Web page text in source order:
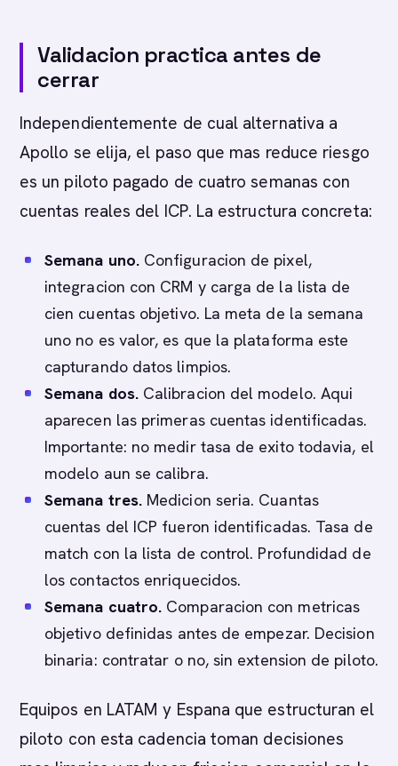
Validacion practica antes de
cerrar
Independientemente de cual alternativa a
Apollo se elija, el paso que mas reduce riesgo
es un piloto pagado de cuatro semanas con
cuentas reales del ICP. La estructura concreta:
Semana uno.Configuracion de pixel,
integracion con CRM y carga de la lista de
cien cuentas objetivo. La meta de la semana
uno no es valor, es que la plataforma este
capturando datos limpios.
Semana dos.Calibracion del modelo. Aqui
aparecen las primeras cuentas identificadas.
Importante: no medir tasa de exito todavia, el
modelo aun se calibra.
Semana tres.Medicion seria. Cuantas
cuentas del ICP fueron identificadas. Tasa de
match con la lista de control. Profundidad de
los contactos enriquecidos.
Semana cuatro. Comparacion con metricas
objetivo definidas antes de empezar. Decision
binaria: contratar o no, sin extension de piloto.
Equipos en LATAM y Espana que estructuran el
piloto con esta cadencia toman decisiones